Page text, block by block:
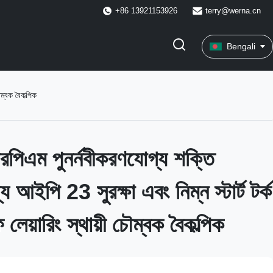
+86 13921153926 terry@werna.cn
Bengali
বৈকল্পিক
পুনর্নবীকরণযোগ্য শক্তি
আইপি 23 সুরক্ষা এবং নিম্ন স্টার্ট টর্ক
স্থায়ী চৌম্বক বৈকল্পিক